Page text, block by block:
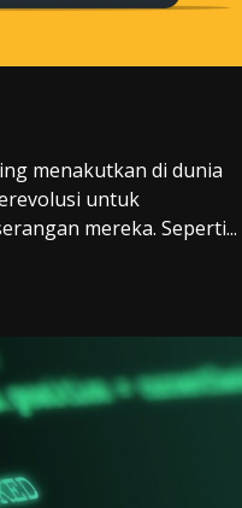
menakutkan di dunia
untuk
mereka. Seperti...